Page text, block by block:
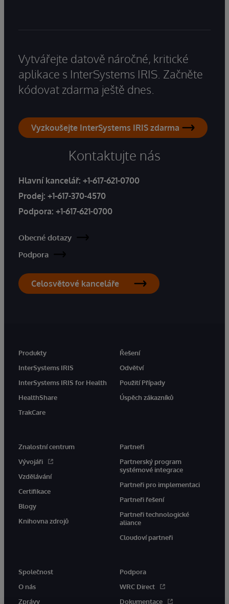
Vytvářejte datově náročné, kritické
aplikace s InterSystems IRIS. Začněte
kódovat zdarma ještě dnes.
Vyzkoušejte InterSystems IRIS zdarma
Kontaktujte nás
Hlavní kancelář: +1-617-621-0700
Prodej: +1-617-370-4570
Podpora: +1-617-621-0700
Obecné dotazy
Podpora
Celosvětové kanceláře
Produkty
InterSystems IRIS
InterSystems IRIS for Health
HealthShare
TrakCare
Řešení
Odvětví
Použití Případy
Úspěch zákazníků
Znalostní centrum
Vývojáři
Vzdělávání
Certifikace
Blogy
Knihovna zdrojů
Partneři
Partnerský program
systémové integrace
Partneři pro implementaci
Partneři řešení
Partneři technologické
aliance
Cloudoví partneři
Společnost
O nás
Zprávy
Podpora
WRC Direct
Dokumentace